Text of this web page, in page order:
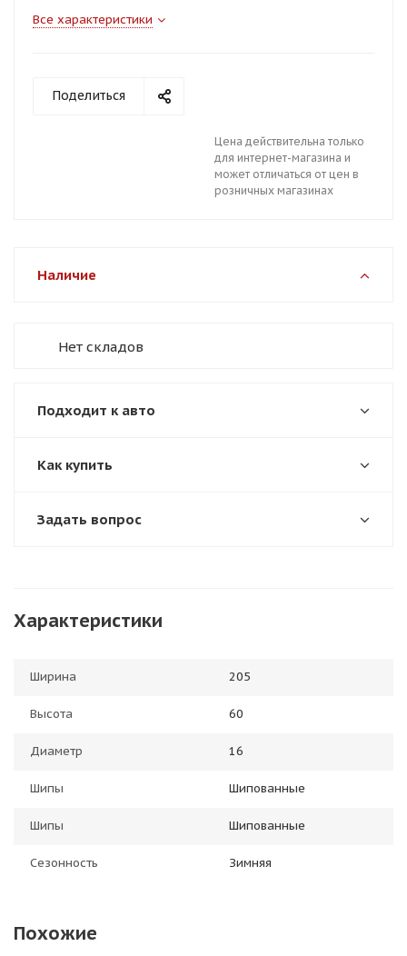
Все характеристики
Поделиться
Цена действительна только
для интернет-магазина и
может отличаться от цен в
розничных магазинах
Наличие
Нет складов
Подходит к авто
Как купить
Задать вопрос
Характеристики
Ширина 205
Высота 60
Диаметр 16
Шипы Шипованные
Шипы Шипованные
Сезонность Зимняя
Похожие